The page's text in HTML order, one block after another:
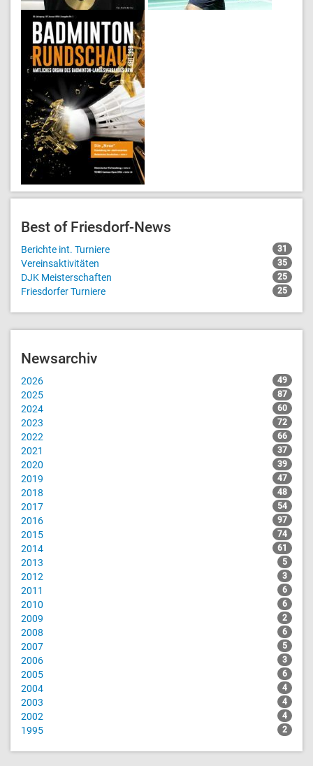
Best of Friesdorf-News
Berichte int. Turniere 31
Vereinsaktivitäten 35
DJK Meisterschaften 25
Friesdorfer Turniere 25
Newsarchiv
2026 49
2025 87
2024 60
2023 72
2022 66
2021 37
2020 39
2019 47
2018 48
2017 54
2016 97
2015 74
2014 61
2013 5
2012 3
2011 6
2010 6
2009 2
2008 6
2007 5
2006 3
2005 6
2004 4
2003 4
2002 4
1995 2